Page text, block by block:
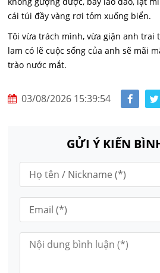
cái túi đầy vàng rơi tỏm xuống biển.
Tôi vừa trách mình, vừa giận anh trai
lam có lẽ cuộc sống của anh sẽ mãi
trào nước mắt.
03/08/2026 15:39:54
GỬI Ý KIẾN